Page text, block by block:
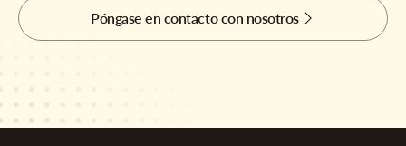
Póngase en contacto con nosotros